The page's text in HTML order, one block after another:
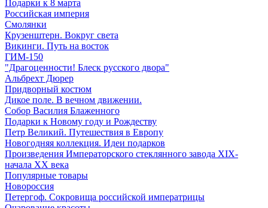
Подарки к 8 марта
Российская империя
Смолянки
Крузенштерн. Вокруг света
Викинги. Путь на восток
ГИМ-150
"Драгоценности! Блеск русского двора"
Альбрехт Дюрер
Придворный костюм
Дикое поле. В вечном движении.
Собор Василия Блаженного
Подарки к Новому году и Рождеству
Петр Великий. Путешествия в Европу
Новогодняя коллекция. Идеи подарков
Произведения Императорского стеклянного завода XIX-
начала XX века
Популярные товары
Новороссия
Петергоф. Сокровища российской императрицы